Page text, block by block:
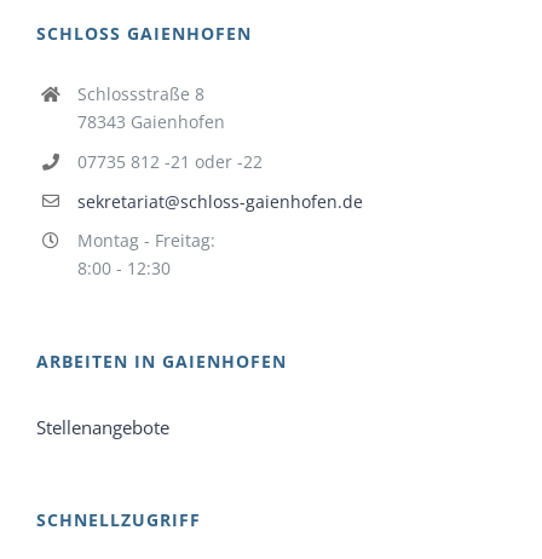
SCHLOSS GAIENHOFEN
Schlossstraße 8
78343 Gaienhofen
07735 812 -21 oder -22
sekretariat@schloss-gaienhofen.de
Montag - Freitag:
8:00 - 12:30
ARBEITEN IN GAIENHOFEN
Stellenangebote
SCHNELLZUGRIFF